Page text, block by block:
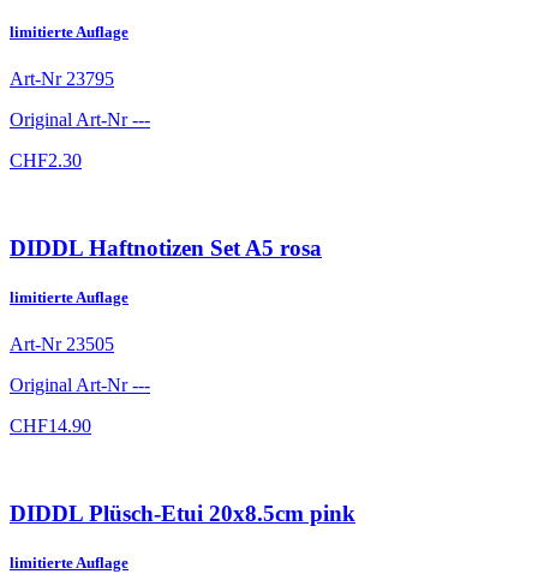
limitierte Auflage
Art-Nr 23795
Original Art-Nr---
CHF2.30
DIDDL Haftnotizen Set A5 rosa
limitierte Auflage
Art-Nr 23505
Original Art-Nr---
CHF14.90
DIDDL Plüsch-Etui 20x8.5cm pink
limitierte Auflage